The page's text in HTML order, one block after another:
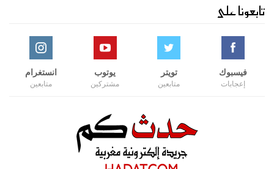
تابعونا على
فيسبوك
إعجابات
تويتر
متابعين
يوتوب
مشتركين
انستغرام
متابعين